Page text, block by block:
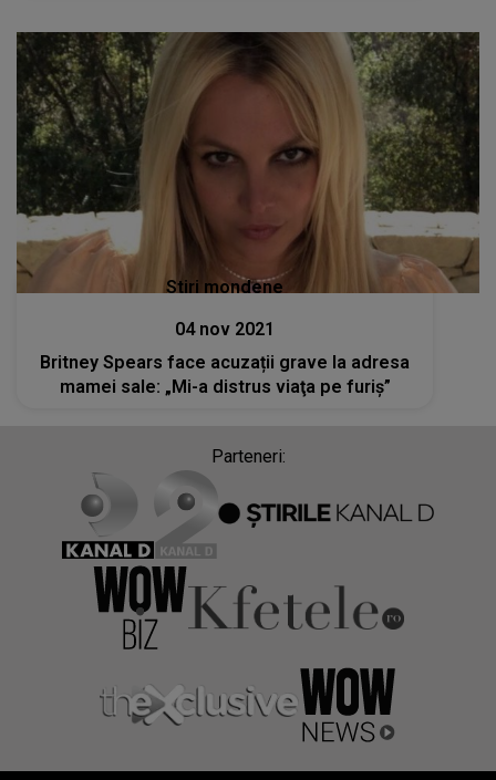
Stiri mondene
04 nov 2021
Britney Spears face acuzații grave la adresa
mamei sale: „Mi-a distrus viaţa pe furiş”
Parteneri: